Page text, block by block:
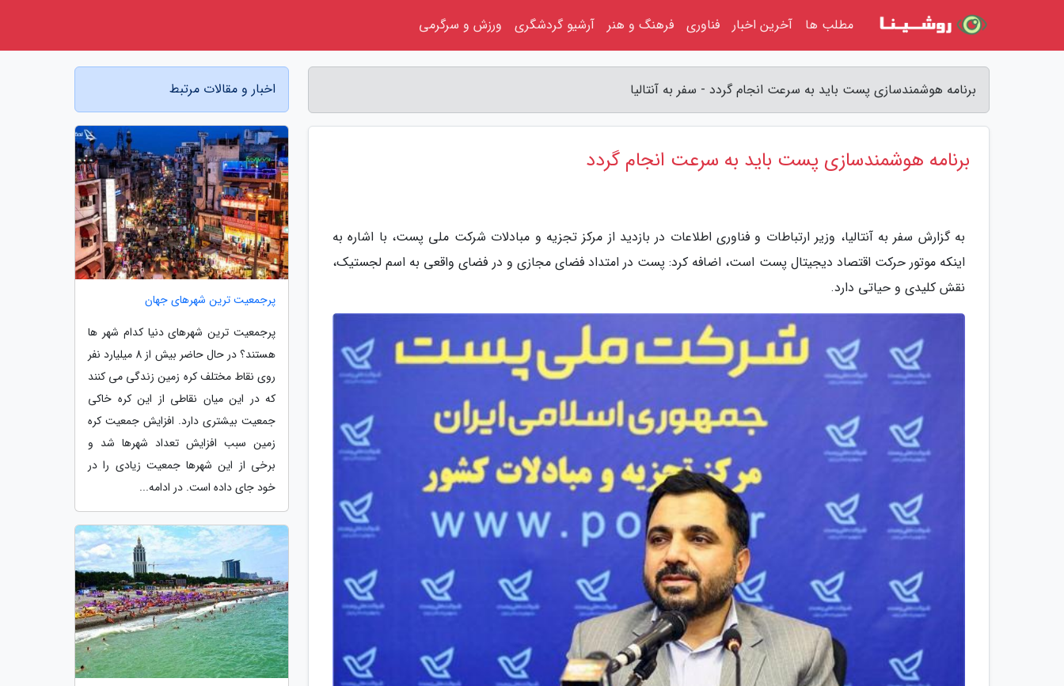
برنامه هوشمندسازی پست باید به سرعت انجام گردد - سفر به آنتالیا
برنامه هوشمندسازی پست باید به سرعت انجام گردد
به گزارش سفر به آنتالیا، وزیر ارتباطات و فناوری اطلاعات در بازدید از مرکز تجزیه و مبادلات شرکت ملی پست، با اشاره به
اینکه موتور حرکت اقتصاد دیجیتال پست است، اضافه کرد: پست در امتداد فضای مجازی و در فضای واقعی به اسم لجستیک،
نقش کلیدی و حیاتی دارد.
اخبار و مقالات مرتبط
پرجمعیت ترین شهرهای جهان
پرجمعیت ترین شهرهای دنیا کدام شهر ها
هستند؟ در حال حاضر بیش از 8 میلیارد نفر
روی نقاط مختلف کره زمین زندگی می کنند
که در این میان نقاطی از این کره خاکی
جمعیت بیشتری دارد. افزایش جمعیت کره
زمین سبب افزایش تعداد شهرها شد و
برخی از این شهرها جمعیت زیادی را در
خود جای داده است. در ادامه...
مطلب ها آخرین اخبار فناوری فرهنگ و هنر آرشیو گردشگری ورزش و سرگرمی